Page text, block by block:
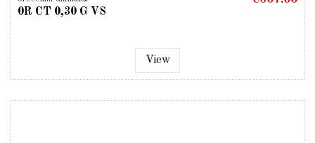
0R CT 0,30 G VS
View